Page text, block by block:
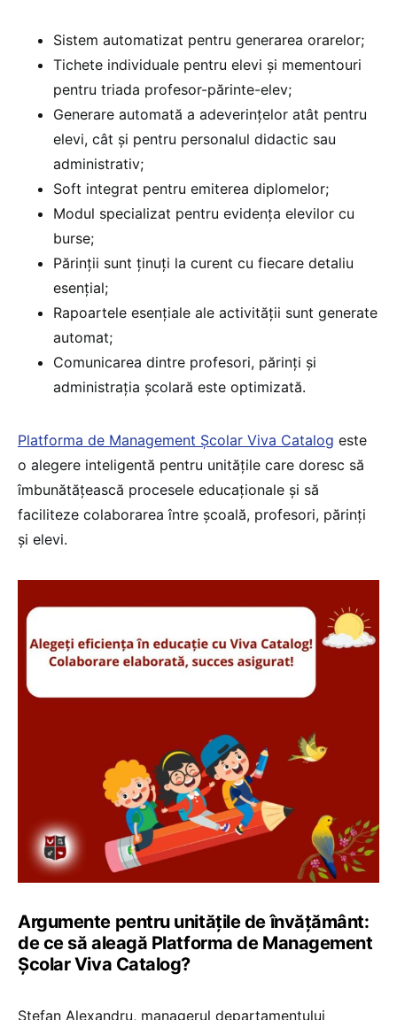
Sistem automatizat pentru generarea orarelor;
Tichete individuale pentru elevi și mementouri
pentru triada profesor-părinte-elev;
Generare automată a adeverințelor atât pentru
elevi, cât și pentru personalul didactic sau
administrativ;
Soft integrat pentru emiterea diplomelor;
Modul specializat pentru evidența elevilor cu
burse;
Părinții sunt ținuți la curent cu fiecare detaliu
esențial;
Rapoartele esențiale ale activității sunt generate
automat;
Comunicarea dintre profesori, părinți și
administrația școlară este optimizată.
Platforma de Management Școlar Viva Catalog este
o alegere inteligentă pentru unitățile care doresc să
îmbunătățească procesele educaționale și să
faciliteze colaborarea între școală, profesori, părinți
și elevi.
Argumente pentru unitățile de învățământ:
de ce să aleagă Platforma de Management
Școlar Viva Catalog?
Ștefan Alexandru, managerul departamentului